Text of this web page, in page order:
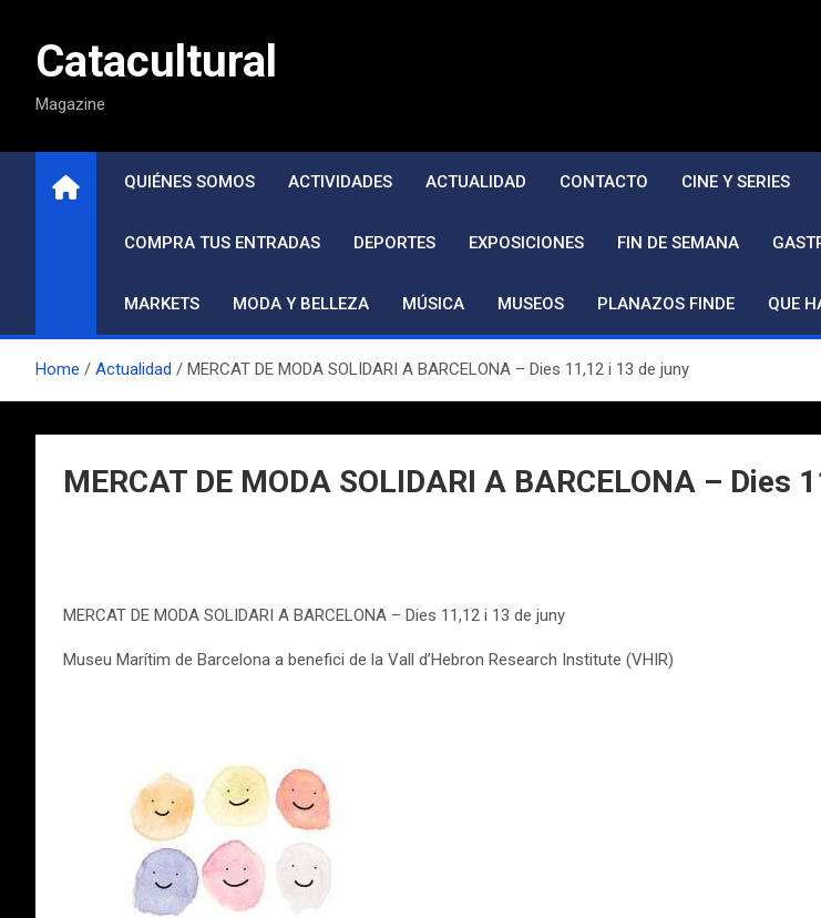
contenidoCatacultural
Magazine
QUIÉNES SOMOS ACTIVIDADES ACTUALIDAD CONTACTO CINE Y SERIES
COMPRA TUS ENTRADAS DEPORTES EXPOSICIONES FIN DE SEMANA
MARKETS MODA Y BELLEZA MÚSICA MUSEOS PLANAZOS FINDE QUE
Home Actualidad MERCAT DE MODA SOLIDARI A BARCELONA – Dies 11,12 i 13 de juny
MERCAT DE MODA SOLIDARI A BARCELONA – Dies
MERCAT DE MODA SOLIDARI A BARCELONA – Dies 11,12 i 13 de juny
Museu Marítim de Barcelona a benefici de la Vall d’Hebron Research Institute (VHIR)